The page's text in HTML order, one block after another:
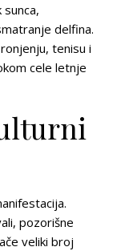
delfina.
tenisu i
cele letnje
pozorišne
veliki broj